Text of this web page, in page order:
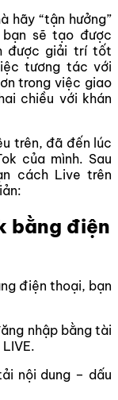
hãy “tận hưởng”
sẽ tạo được
được giải trí tốt
tương tác với
trong việc giao
chiều với khán
trên, đã đến lúc
của mình. Sau
cách Live trên
bằng điện
điện thoại, bạn
nhập bằng tài
nội dung – dấu